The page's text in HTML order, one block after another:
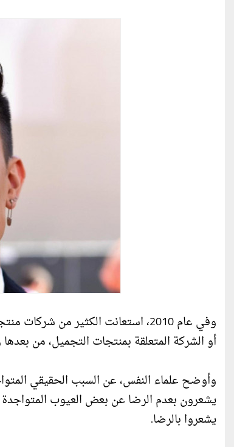
وفي عام 2010، استعانت الكثير من
أو الشركة المتعلقة بمنتجات التجميل، من
وأوضح علماء النفس، عن السبب الحقيقي
يشعرون بعدم الرضا عن بعض العيوب
يشعروا بالرضا.